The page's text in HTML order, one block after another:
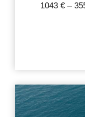
1043 € –